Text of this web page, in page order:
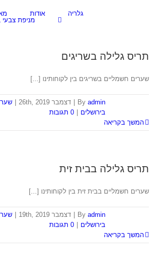
אודות
גלריה
מניפת צבעי RAL
תריס גלילה בשריגים
שערים חשמליים בשריגים בין לקוחותינו [...]
Byadmin דצמבר 26th, 2019
בירושלים
0 תגובות
המשך בקריאה
תריס גלילה בבית זית
שערים חשמליים בבית זית בין לקוחותינו [...]
Byadmin דצמבר 19th, 2019
בירושלים
0 תגובות
המשך בקריאה